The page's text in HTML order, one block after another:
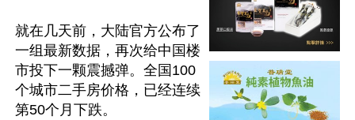
就在几天前，大陆官方公布了
一组最新数据，再次给中国楼
市投下一颗震撼弹。全国100
个城市二手房价格，已经连续
第50个月下跌。